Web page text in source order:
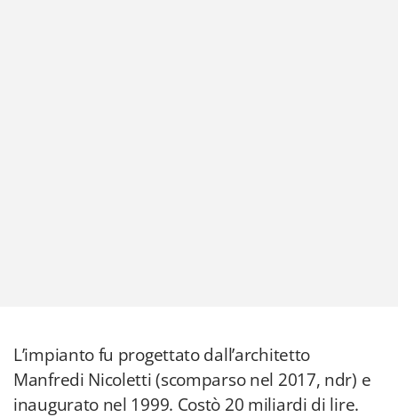
L’impianto fu progettato dall’architetto
Manfredi Nicoletti (scomparso nel 2017, ndr) e
inaugurato nel 1999. Costò 20 miliardi di lire.